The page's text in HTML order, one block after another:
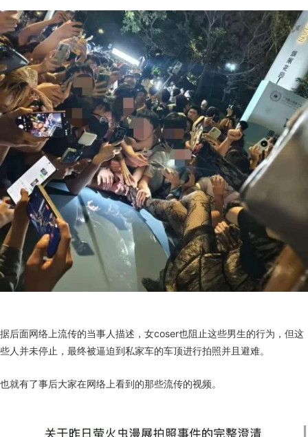
据后面网络上流传的当事人描述，女coser也阻止这些男生的行为，但这
些人并未停止，最终被逼迫到私家车的车顶进行拍照并且避难。
也就有了事后大家在网络上看到的那些流传的视频。